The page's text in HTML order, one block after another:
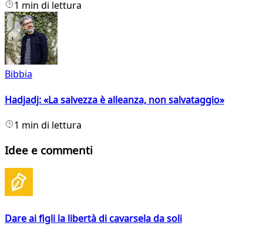
1 min di lettura
Bibbia
Hadjadj: «La salvezza è alleanza, non salvataggio»
1 min di lettura
Idee e commenti
Dare ai figli la libertà di cavarsela da soli